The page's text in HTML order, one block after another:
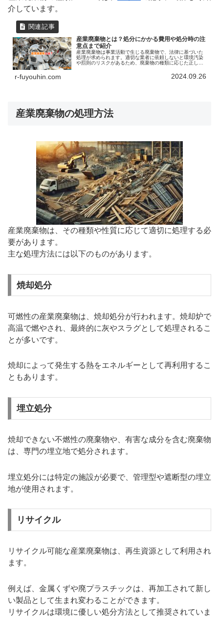
介しています。
産業廃棄物とは？処分にかかる費用や処分時の注
意点まで紹介
産業廃棄物は事業活動で生じる廃棄物で、法律に基づいた
処理が求められます。適切な業者に依頼しないと環境汚染
や罰則のリスクがあるため、廃棄物の種類に応じた正しい
て異なり、有害廃棄物は高額になることが多いです。適切
な業者選びや見積もりの取得が重要で、不用品回収業者の
r-fuyouhin.com 2024.09.26
産業廃棄物の処理方法
産業廃棄物は、その種類や性質に応じて適切に処理する必
要があります。
主な処理方法には以下のものがあります。
焼却処分
可燃性の産業廃棄物は、焼却処分が行われます。焼却炉で
高温で燃やされ、最終的に灰やスラグとして処理されるこ
とが多いです。
焼却によって発生する熱をエネルギーとして再利用するこ
ともあります。
埋立処分
焼却できない不燃性の廃棄物や、有害な成分を含む廃棄物
は、専門の埋立地で処分されます。
埋立処分には特定の施設が必要で、管理型や遮断型の埋立
地が使用されます。
リサイクル
リサイクル可能な産業廃棄物は、再生資源として利用され
ます。
例えば、金属くずや廃プラスチックは、再加工されて新し
い製品として生まれ変わることができます。
リサイクルは環境に優しい処分方法として推奨されていま